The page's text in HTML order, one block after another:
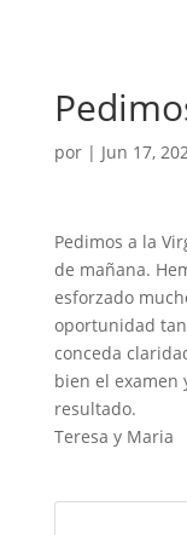
por | Jun 17,
Pedimos a la
de mañana.
esforzado
oportunidad
conceda
bien el examen
resultado.
Teresa y Maria